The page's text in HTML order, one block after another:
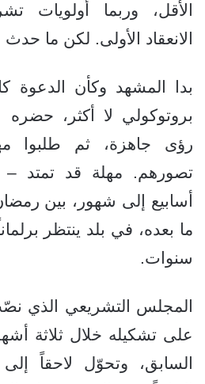
الأقل، وربما أولويات
الانعقاد الأولى. لكن ما
بدا المشهد وكأن الدعوة
بروتوكولي لا أكثر، حضره
رؤى جاهزة، ثم طلبوا
تصورهم. مهلة قد تمتد –
أسابيع إلى شهور، بين
ما بعده، في بلد ينتظر
سنوات.
المجلس التشريعي الذي
على تشكيله خلال ثلاثة
السابق، وتحوّل لاحقاً